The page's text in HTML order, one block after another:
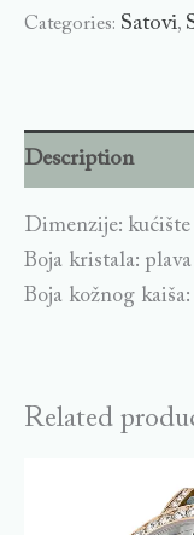
Categories: Satovi,
Description
Dimenzije:
Boja kristala: plava
Boja kožnog
Related